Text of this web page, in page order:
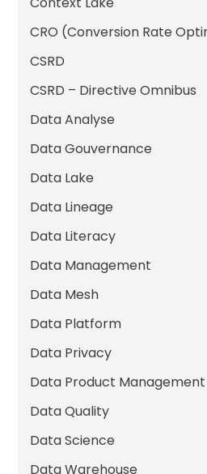
CRO (Conversion Rate
CSRD
CSRD – Directive Omnibus
Data Analyse
Data Gouvernance
Data Lake
Data Lineage
Data Literacy
Data Management
Data Mesh
Data Platform
Data Privacy
Data Product Management
Data Quality
Data Science
Data Warehouse